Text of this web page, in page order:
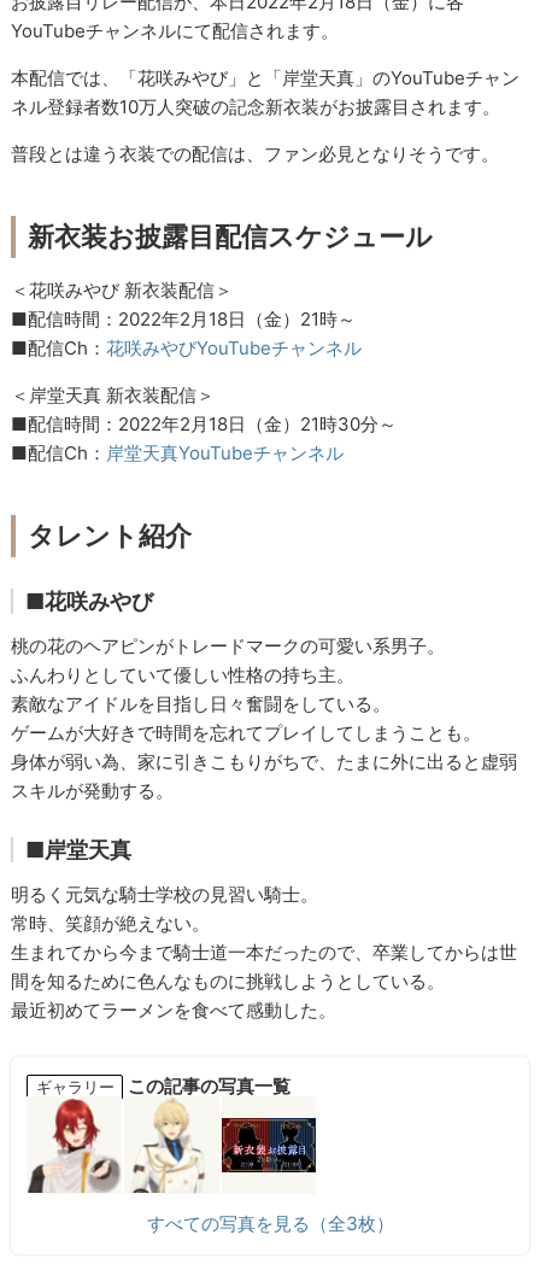
YouTubeチャンネルにて配信されます。
本配信では、「花咲みやび」と「岸堂天真」のYouTubeチャン
ネル登録者数10万人突破の記念新衣装がお披露目されます。
普段とは違う衣装での配信は、ファン必見となりそうです。
新衣装お披露目配信スケジュール
＜花咲みやび 新衣装配信＞
■配信時間：2022年2月18日（金）21時～
■配信Ch：花咲みやびYouTubeチャンネル
＜岸堂天真 新衣装配信＞
■配信時間：2022年2月18日（金）21時30分～
■配信Ch： 岸堂天真YouTubeチャンネル
タレント紹介
■花咲みやび
桃の花のヘアピンがトレードマークの可愛い系男子。
ふんわりとしていて優しい性格の持ち主。
素敵なアイドルを目指し日々奮闘をしている。
ゲームが大好きで時間を忘れてプレイしてしまうことも。
身体が弱い為、家に引きこもりがちで、たまに外に出ると虚弱
スキルが発動する。​
■岸堂天真
明るく元気な騎士学校の見習い騎士。
常時、笑顔が絶えない。
生まれてから今まで騎士道一本だったので、卒業してからは世
間を知るために色んなものに挑戦しようとしている。
最近初めてラーメンを食べて感動した。​
ギャラリー この記事の写真一覧
すべての写真を見る（全3枚）